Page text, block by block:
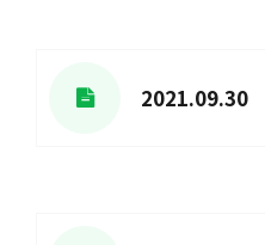
2021.09.30